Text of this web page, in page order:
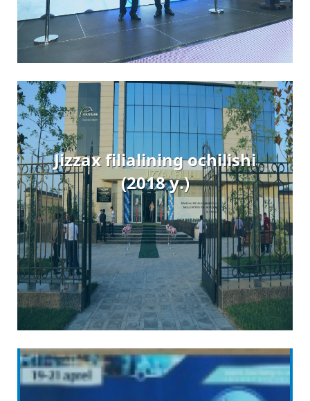
Jizzax filialining ochilishi
(2018 y.)